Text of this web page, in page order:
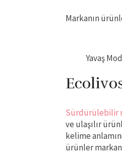
Markanın
Yavaş
Sürdürülebilir
ve ulaşılır
kelime
ürünler